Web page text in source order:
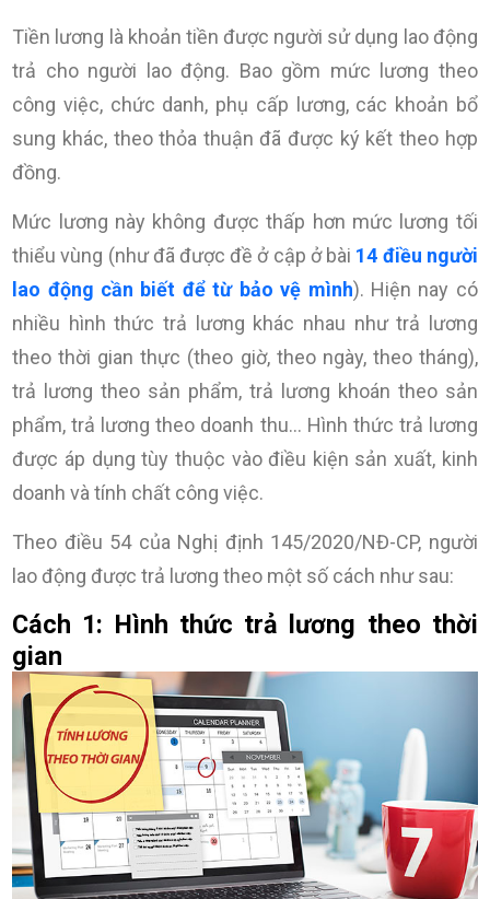
Tiền lương là khoản tiền được người sử dụng lao động
trả cho người lao động. Bao gồm mức lương theo
công việc, chức danh, phụ cấp lương, các khoản bổ
sung khác, theo thỏa thuận đã được ký kết theo hợp
đồng.
Mức lương này không được thấp hơn mức lương tối
thiểu vùng (như đã được đề ở cập ở bài 14 điều người
lao động cần biết để từ bảo vệ mình). Hiện nay có
nhiều hình thức trả lương khác nhau như trả lương
theo thời gian thực (theo giờ, theo ngày, theo tháng),
trả lương theo sản phẩm, trả lương khoán theo sản
phẩm, trả lương theo doanh thu… Hình thức trả lương
được áp dụng tùy thuộc vào điều kiện sản xuất, kinh
doanh và tính chất công việc.
Theo điều 54 của Nghị định 145/2020/NĐ-CP, người
lao động được trả lương theo một số cách như sau:
Cách 1: Hình thức trả lương theo thời
gian